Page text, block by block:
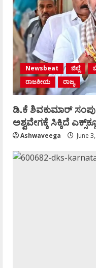
Newsbeat ಜಿಲ್ಲೆ
ರಾಜಕೀಯ
ರಾಜ್ಯ
ಡಿ.ಕೆ ಶಿವಕುಮಾರ್‌
ಅಶ್ವವೇಗಕ್ಕೆ ಸಿಕ್ಕಿದೆ
Ashwaveega June